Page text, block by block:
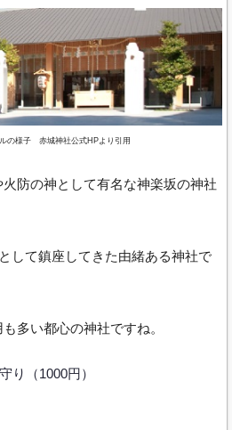
の様子 赤城神社公式HPより引用
防の神として有名な神楽坂の神社
して鎮座してきた由緒ある神社で
多い都心の神社ですね。
り（1000円）